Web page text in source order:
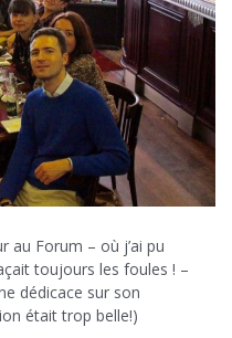
au Forum – où j’ai pu
toujours les foules ! –
dédicace sur son
était trop belle!)